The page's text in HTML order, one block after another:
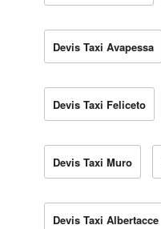
Devis Taxi Avapessa
Devis Taxi Feliceto
Devis Taxi Muro
Devis Taxi Albertacce